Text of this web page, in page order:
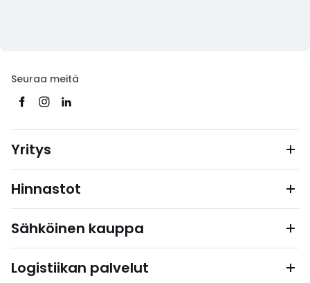
Seuraa meitä
Yritys
Hinnastot
Sähköinen kauppa
Logistiikan palvelut